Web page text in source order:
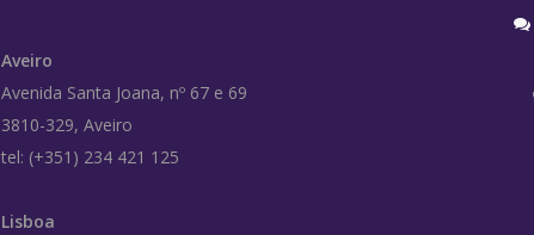
Aveiro
Avenida Santa Joana, nº 67 e 69
3810-329, Aveiro
tel: (+351) 234 421 125
Lisboa